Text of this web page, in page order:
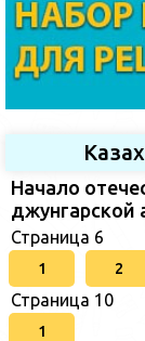
Начало
джунгарской
Страница 6
1 2
Страница 10
1